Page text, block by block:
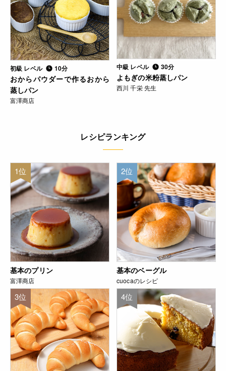
初級 レベル 10分
おからパウダーで作るおから
蒸しパン
富澤商店
中級 レベル 30分
よもぎの米粉蒸しパン
西川 千栄 先生
レシピランキング
1位
基本のプリン
富澤商店
2位
基本のベーグル
cuocaのレシピ
3位 4位